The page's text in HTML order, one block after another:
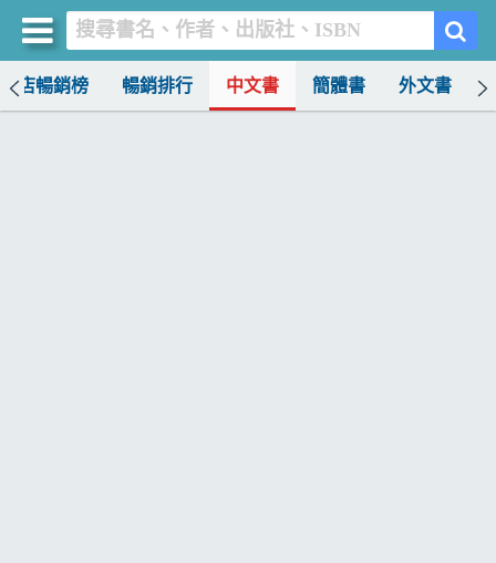
書店暢銷榜 暢銷排行 中文書 簡體書 外文書
買書網